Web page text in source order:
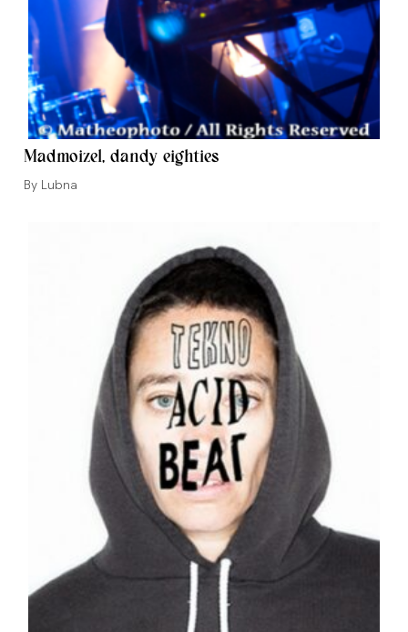
Madmoizel, dandy eighties
Auteur/autrice
Lubna